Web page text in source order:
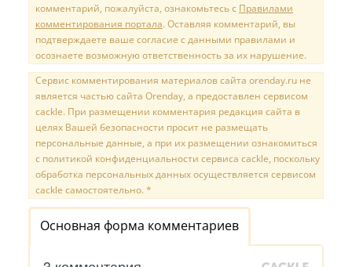
комментарий, пожалуйста, ознакомьтесь с Правилами
комментирования портала. Оставляя комментарий, вы
подтверждаете ваше согласие с данными правилами и
осознаете возможную ответственность за их нарушение.
Сервис комментирования материалов сайта orenday.ru не
является частью сайта Orenday, а предоставлен сервисом
cackle. При размещении комментария редакция сайта в
целях Вашей безопасности просит не размещать
персональные данные, а при их размещении ознакомиться
с политикой конфиденциальности сервиса cackle, поскольку
обработка персональных данных осуществляется сервисом
cackle самостоятельно. *
Основная форма комментариев